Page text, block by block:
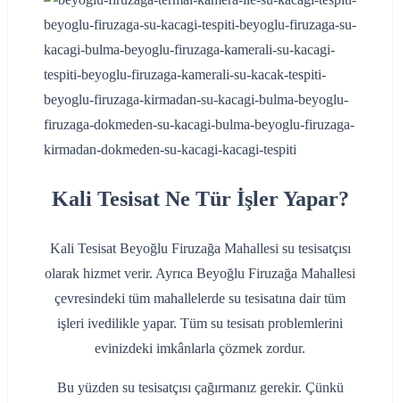
Kali Tesisat Ne Tür İşler Yapar?
Kali Tesisat Beyoğlu Firuzağa Mahallesi su tesisatçısı
olarak hizmet verir. Ayrıca Beyoğlu Firuzağa Mahallesi
çevresindeki tüm mahallelerde su tesisatına dair tüm
işleri ivedilikle yapar. Tüm su tesisatı problemlerini
evinizdeki imkânlarla çözmek zordur.
Bu yüzden su tesisatçısı çağırmanız gerekir. Çünkü